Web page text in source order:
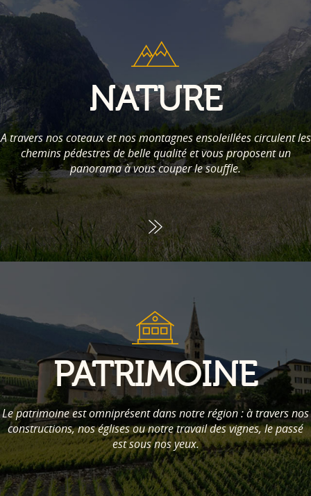
NATURE
A travers nos coteaux et nos montagnes ensoleillées circulent les
chemins pédestres de belle qualité et vous proposent un
panorama à vous couper le souffle.
PATRIMOINE
Le patrimoine est omniprésent dans notre région : à travers nos
constructions, nos églises ou notre travail des vignes, le passé
est sous nos yeux.